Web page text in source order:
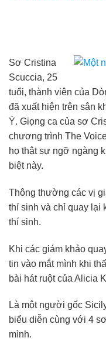
Sơ Cristina
Scuccia, 25
tuổi, thành viên của
đã xuất hiện trên sân
Ý. Giọng ca của sơ
chương trình The
họ thật sự ngỡ ngàng
biệt này.
Thông thường các vị
thí sinh và chỉ quay lại
thí sinh.
Khi các giám khảo
tin vào mắt mình khi
bài hát ruột của Alicia
Là một người gốc
biểu diễn cùng với 4
mình.